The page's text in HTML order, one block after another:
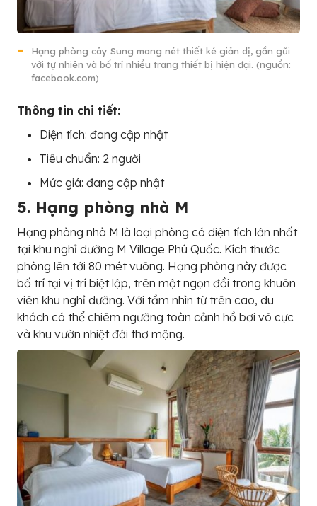
Hạng phòng cây Sung mang nét thiết ké giản dị, gần gũi
với tự nhiên và bố trí nhiều trang thiết bị hiện đại. (nguồn:
facebook.com)
Thông tin chi tiết:
Diện tích: đang cập nhật
Tiêu chuẩn: 2 người
Mức giá: đang cập nhật
5. Hạng phòng nhà M
Hạng phòng nhà M là loại phòng có diện tích lớn nhất
tại khu nghỉ dưỡng M Village Phú Quốc. Kích thước
phòng lên tới 80 mét vuông. Hạng phòng này được
bố trí tại vị trí biệt lập, trên một ngọn đồi trong khuôn
viên khu nghỉ dưỡng. Với tầm nhìn từ trên cao, du
khách có thể chiêm ngưỡng toàn cảnh hồ bơi vô cực
và khu vườn nhiệt đới thơ mộng.